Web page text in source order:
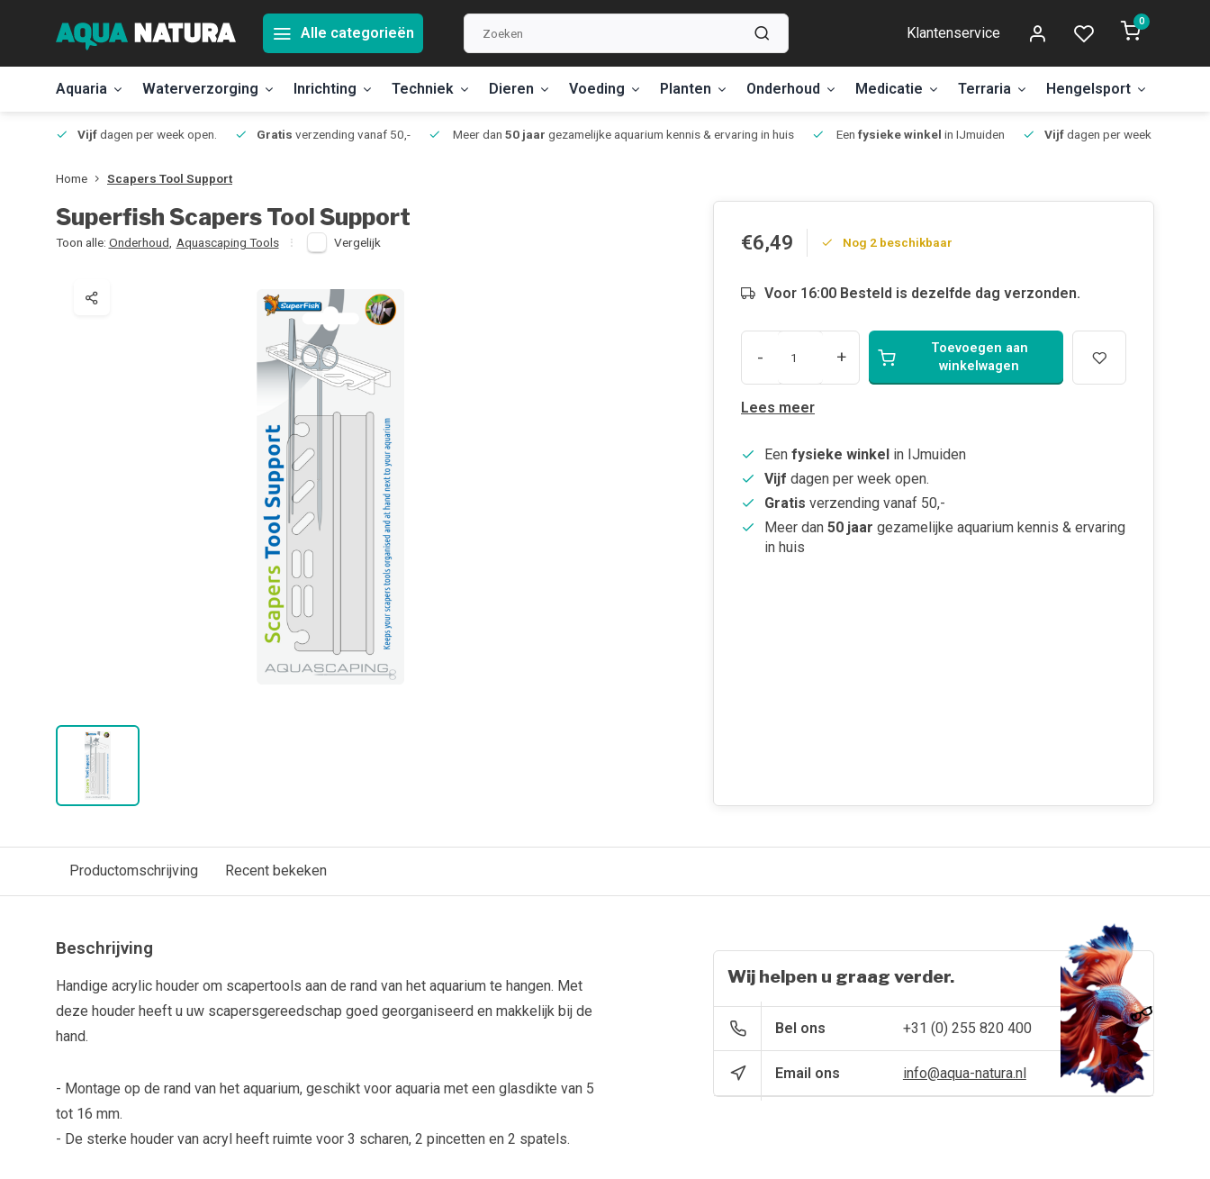
Alle categorieën Klantenservice
0
Aquaria Waterverzorging Inrichting Techniek Dieren Voeding Planten Onderhoud Medicatie Terraria Hengelsport
Vijfdagen per week open. Gratis verzending vanaf 50,- Meer dan 50 jaar gezamelijke aquarium kennis & ervaring in huis Een fysieke winkel in IJmuiden Vijfdagen per week open.
Home Scapers Tool Support
Superfish Scapers Tool Support
Toon alle: Onderhoud Aquascaping Tools Vergelijk €6,49 Nog 2 beschikbaar
Voor 16:00 Besteld is dezelfde dag verzonden.
- +
Toevoegen aan
winkelwagen
Lees meer
Een fysieke winkel in IJmuiden
Vijf dagen per week open.
Gratis verzending vanaf 50,-
Meer dan 50 jaar gezamelijke aquarium kennis & ervaring
in huis
Productomschrijving Recent bekeken
Beschrijving
Handige acrylic houder om scapertools aan de rand van het aquarium te hangen. Met
deze houder heeft u uw scapersgereedschap goed georganiseerd en makkelijk bij de
hand.
- Montage op de rand van het aquarium, geschikt voor aquaria met een glasdikte van 5
tot 16 mm.
- De sterke houder van acryl heeft ruimte voor 3 scharen, 2 pincetten en 2 spatels.
Wij helpen u graag verder.
Bel ons +31 (0) 255 820 400
Email ons info@aqua-natura.nl